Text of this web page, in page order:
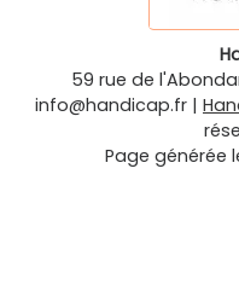
59 rue de
info@handicap.fr |
Page générée